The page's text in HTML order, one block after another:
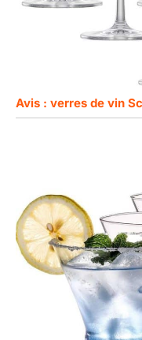
Avis : verres de vin